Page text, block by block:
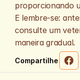
proporcionando
E lembre-se:
consulte um
maneira gradual.
Compartilhe